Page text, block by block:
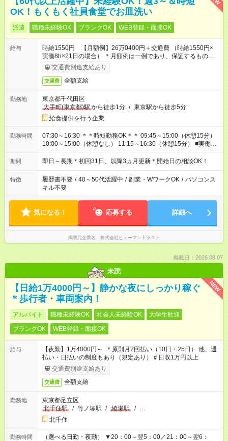
OK！もくもく社員食堂でお皿洗い
派遣 職種未経験OK ブランクOK WEB登録・面接OK
給与
時給1550円 【月額例】26万0400円＋交通費 （時給1550円×
実働8h×21日の場合） ＊月額例は一例であり、保証するもので
はありません。
交通費別途支給あり
交通費 全額支給
勤務地
東京都千代田区
大手町(東京都)駅から徒歩1分 / 東京駅から徒歩5分
給食提供を行う企業
勤務時間
07:30～16:30 ＊＊時短勤務OK＊＊ 09:45～15:00（休憩15分）
10:00～15:00（休憩なし） 11:15～16:30（休憩15分） ■実働：
5～8時間 ■休憩0～60分
期間 即日～長期＊初回31日、以降3ヵ月更新＊開始日の相談OK！
特徴 履歴書不要 / 40～50代活躍中 / 副業・WワークOK / パソコンス
キル不要
気になる！ 応募する 詳細へ
掲載元企業名 株式会社ヒューマントラスト
掲載日：2026.08.07
未読
NEW
【日給1万4000円～】静かな夜にしっかり稼ぐ
＊歩行者・車両案内！
アルバイト 職種未経験OK 社会人未経験OK
大学生歓迎
ブランクOK
WEB登録・面接OK
給与
【夜勤】1万4000円～ ＊原則月2回払い（10日・25日） 他、週
払い・日払いの制度もあり（規定あり）＃日収1万円以上
交通費別途支給あり
交通費 全額支給
勤務地
東京都足立区
北千住駅
/ 竹ノ塚駅 / 綾瀬駅 / …
北千住
勤務時間
（選べる日勤・夜勤） ▼20：00～翌5：00／21：00～翌6：